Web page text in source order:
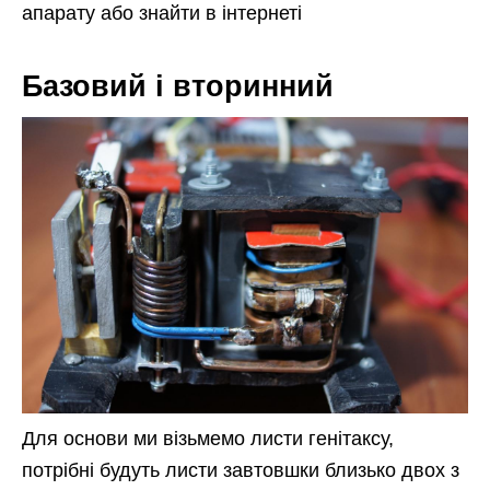
апарату або знайти в інтернеті
Базовий і вторинний
Для основи ми візьмемо листи генітаксу,
потрібні будуть листи завтовшки близько двох з